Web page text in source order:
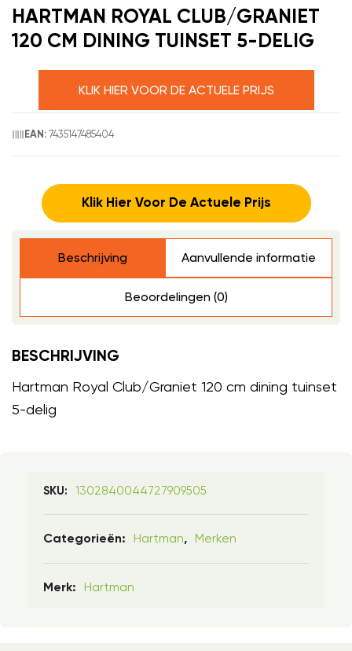
HARTMAN ROYAL CLUB/GRANIET
120 CM DINING TUINSET 5-DELIG
KLIK HIER VOOR DE ACTUELE PRIJS
EAN: 7435147485404
Klik Hier Voor De Actuele Prijs
Beschrijving Aanvullende informatie
Beoordelingen (0)
BESCHRIJVING
Hartman Royal Club/Graniet 120 cm dining tuinset
5-delig
SKU: 1302840044727909505
Categorieën: Hartman, Merken
Merk: Hartman